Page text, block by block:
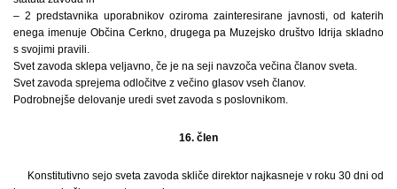
– 2 predstavnika uporabnikov oziroma zainteresirane javnosti, od katerih
enega imenuje Občina Cerkno, drugega pa Muzejsko društvo Idrija skladno
s svojimi pravili.
Svet zavoda sklepa veljavno, če je na seji navzoča večina članov sveta.
Svet zavoda sprejema odločitve z večino glasov vseh članov.
Podrobnejše delovanje uredi svet zavoda s poslovnikom.
16. člen
Konstitutivno sejo sveta zavoda skliče direktor najkasneje v roku 30 dni od